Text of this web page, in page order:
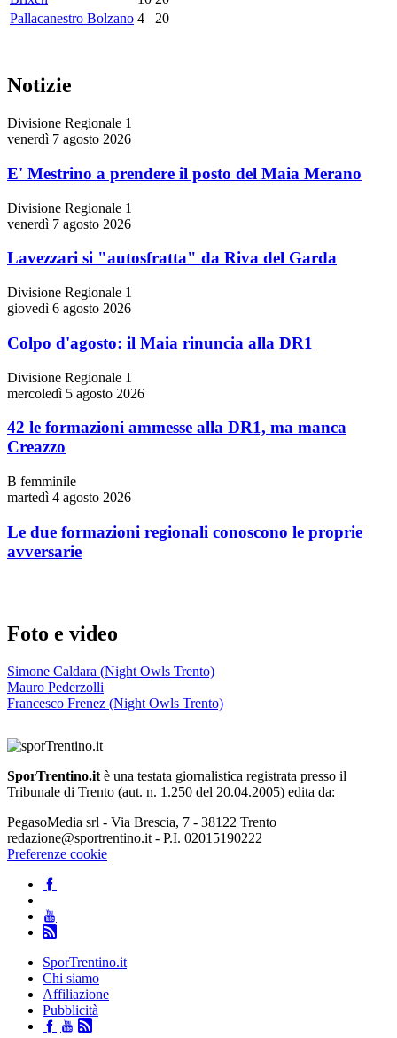
Pallacanestro Bolzano 4 20
Notizie
Divisione Regionale 1
venerdì 7 agosto 2026
E' Mestrino a prendere il posto del Maia Merano
Divisione Regionale 1
venerdì 7 agosto 2026
Lavezzari si "autosfratta" da Riva del Garda
Divisione Regionale 1
giovedì 6 agosto 2026
Colpo d'agosto: il Maia rinuncia alla DR1
Divisione Regionale 1
mercoledì 5 agosto 2026
42 le formazioni ammesse alla DR1, ma manca
Creazzo
B femminile
martedì 4 agosto 2026
Le due formazioni regionali conoscono le proprie
avversarie
Foto e video
Simone Caldara (Night Owls Trento)
Mauro Pederzolli
Francesco Frenez (Night Owls Trento)
SporTrentino.it è una testata giornalistica registrata presso il
Tribunale di Trento (aut. n. 1.250 del 20.04.2005) edita da:
PegasoMedia srl - Via Brescia, 7 - 38122 Trento
redazione@sportrentino.it - P.I. 02015190222
Preferenze cookie
SporTrentino.it
Chi siamo
Affiliazione
Pubblicità